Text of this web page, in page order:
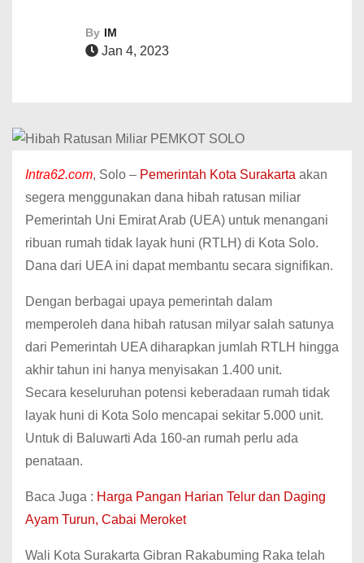
By IM
Jan 4, 2023
Intra62.com, Solo – Pemerintah Kota Surakarta akan
segera menggunakan dana hibah ratusan miliar
Pemerintah Uni Emirat Arab (UEA) untuk menangani
ribuan rumah tidak layak huni (RTLH) di Kota Solo.
Dana dari UEA ini dapat membantu secara signifikan.
Dengan berbagai upaya pemerintah dalam
memperoleh dana hibah ratusan milyar salah satunya
dari Pemerintah UEA diharapkan jumlah RTLH hingga
akhir tahun ini hanya menyisakan 1.400 unit.
Secara keseluruhan potensi keberadaan rumah tidak
layak huni di Kota Solo mencapai sekitar 5.000 unit.
Untuk di Baluwarti Ada 160-an rumah perlu ada
penataan.
Baca Juga : Harga Pangan Harian Telur dan Daging
Ayam Turun, Cabai Meroket
Wali Kota Surakarta Gibran Rakabuming Raka telah